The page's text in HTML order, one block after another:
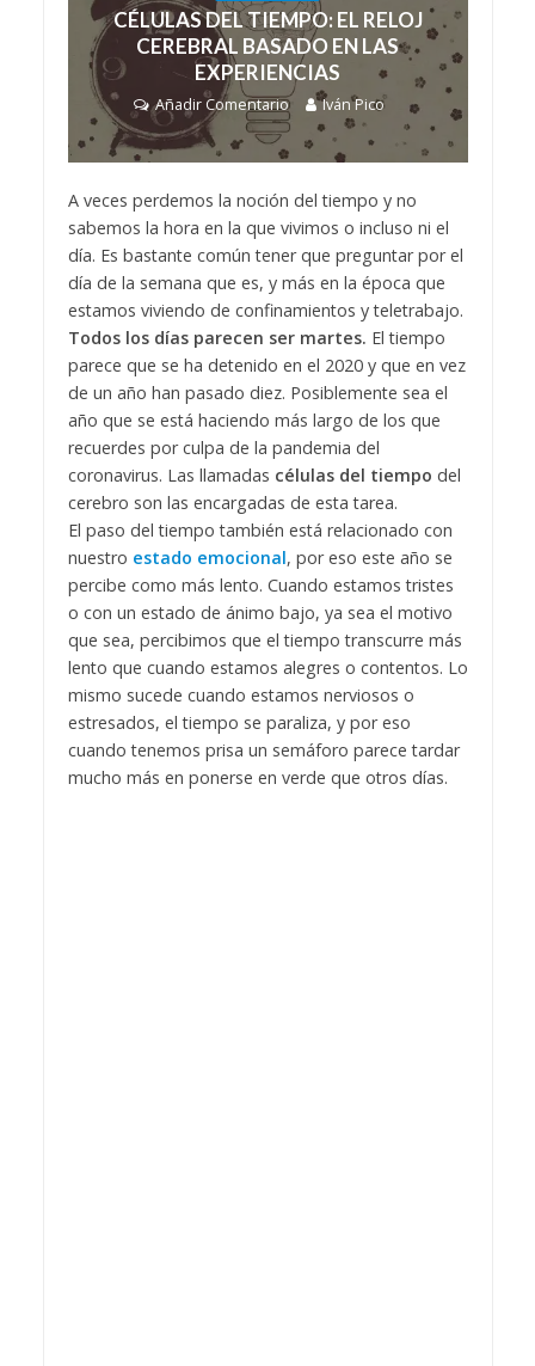
CÉLULAS DEL TIEMPO: EL RELOJ
CEREBRAL BASADO EN LAS
EXPERIENCIAS
Añadir Comentario Iván Pico
A veces perdemos la noción del tiempo y no
sabemos la hora en la que vivimos o incluso ni el
día. Es bastante común tener que preguntar por el
día de la semana que es, y más en la época que
estamos viviendo de confinamientos y teletrabajo.
Todos los días parecen ser martes. El tiempo
parece que se ha detenido en el 2020 y que en vez
de un año han pasado diez. Posiblemente sea el
año que se está haciendo más largo de los que
recuerdes por culpa de la pandemia del
coronavirus. Las llamadas células del tiempo del
cerebro son las encargadas de esta tarea.
El paso del tiempo también está relacionado con
nuestro estado emocional, por eso este año se
percibe como más lento. Cuando estamos tristes
o con un estado de ánimo bajo, ya sea el motivo
que sea, percibimos que el tiempo transcurre más
lento que cuando estamos alegres o contentos. Lo
mismo sucede cuando estamos nerviosos o
estresados, el tiempo se paraliza, y por eso
cuando tenemos prisa un semáforo parece tardar
mucho más en ponerse en verde que otros días.